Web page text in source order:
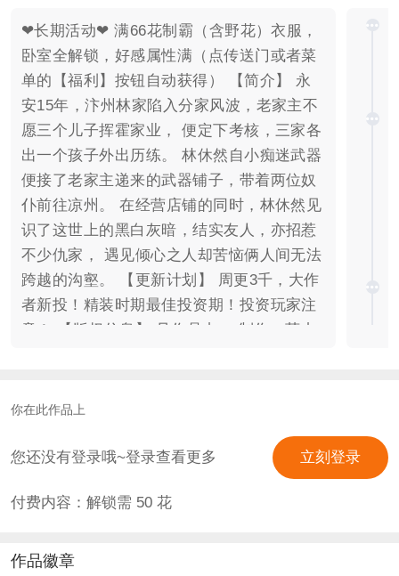
❤长期活动❤ 满66花制霸（含野花）衣服，
卧室全解锁，好感属性满（点传送门或者菜
单的【福利】按钮自动获得） 【简介】 永
安15年，汴州林家陷入分家风波，老家主不
愿三个儿子挥霍家业， 便定下考核，三家各
出一个孩子外出历练。 林休然自小痴迷武器
便接了老家主递来的武器铺子，带着两位奴
仆前往凉州。 在经营店铺的同时，林休然见
识了这世上的黑白灰暗，结实友人，亦招惹
不少仇家， 遇见倾心之人却苦恼俩人间无法
跨越的沟壑。 【更新计划】 周更3千，大作
者新投！精装时期最佳投资期！投资玩家注
意！ 【版权信息】 见作品内， 制作：莫小
你在此作品上
您还没有登录哦~登录查看更多 立刻登录
付费内容：解锁需 50花
作品徽章